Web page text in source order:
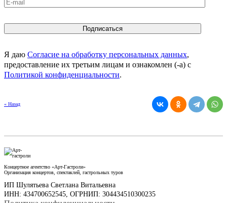
Я даю Согласие на обработку персональных данных,
предоставление их третьим лицам и ознакомлен (-а) c
Политикой конфиденциальности.
« Назад
Концертное агентство «Арт-Гастроли»
Организация концертов, спектаклей, гастрольных туров
ИП Шулятьева Светлана Витальевна
ИНН: 434700652545, ОГРНИП: 304434510300235